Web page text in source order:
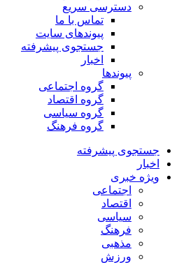
دسترسی سریع
تماس با ما
پیوندهای سایت
جستجوی پیشرفته
اخبار
پیوندها
گروه اجتماعی
گروه اقتصاد
گروه سیاسی
گروه فرهنگ
جستجوی پیشرفته
اخبار
ویژه خبری
اجتماعی
اقتصاد
سیاسی
فرهنگ
مذهبی
ورزش